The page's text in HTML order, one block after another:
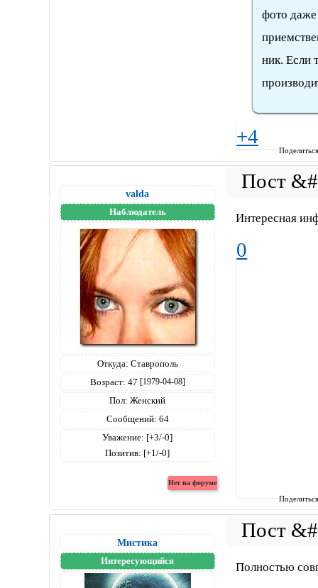
фото
ник. Если
+4
valda
Наблюдатель
Откуда: Ставрополь
Возраст: 47 [1979-04-08]
Пол: Женский
Сообщений: 64
Уважение: [+3/-0]
Позитив: [+1/-0]
Интересная
0
Мистика
Интересующийся Полностью